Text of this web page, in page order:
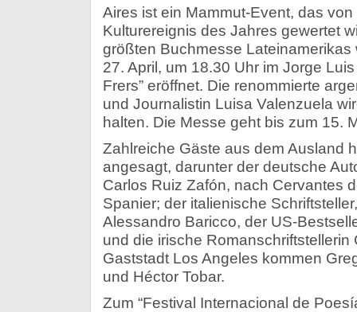
Aires ist ein Mammut-Event, das
Kulturereignis des Jahres gewertet
größten Buchmesse Lateinamerikas
27. April, um 18.30 Uhr im Jorge
Frers” eröffnet. Die renommierte
und Journalistin Luisa Valenzuela
halten. Die Messe geht bis zum 15.
Zahlreiche Gäste aus dem Ausland
angesagt, darunter der deutsche
Carlos Ruiz Zafón, nach Cervantes
Spanier; der italienische
Alessandro Baricco, der US-
und die irische Romanschriftstellerin
Gaststadt Los Angeles kommen
und Héctor Tobar.
Zum “Festival Internacional de